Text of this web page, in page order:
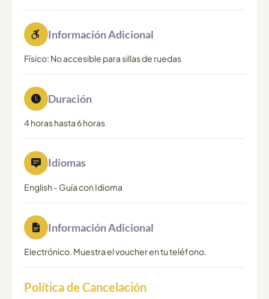
Información Adicional
Físico: No accesible para sillas de ruedas
Duración
4 horas hasta 6 horas
Idiomas
English - Guía con Idioma
Información Adicional
Electrónico. Muestra el voucher en tu teléfono.
Política de Cancelación